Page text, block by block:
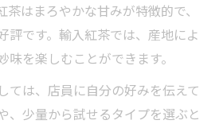
はまろやかな甘みが特徴的で、
評です。輸入紅茶では、産地によ
味を楽しむことができます。
ては、店員に自分の好みを伝えて
、少量から試せるタイプを選ぶと